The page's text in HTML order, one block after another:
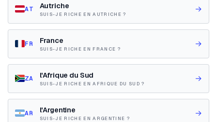
AT Autriche
SUIS-JE RICHE EN AUTRICHE ? →
FR France
SUIS-JE RICHE EN FRANCE ? →
ZA l'Afrique du Sud
SUIS-JE RICHE EN AFRIQUE DU SUD ? →
AR l'Argentine
SUIS-JE RICHE EN ARGENTINE ? →